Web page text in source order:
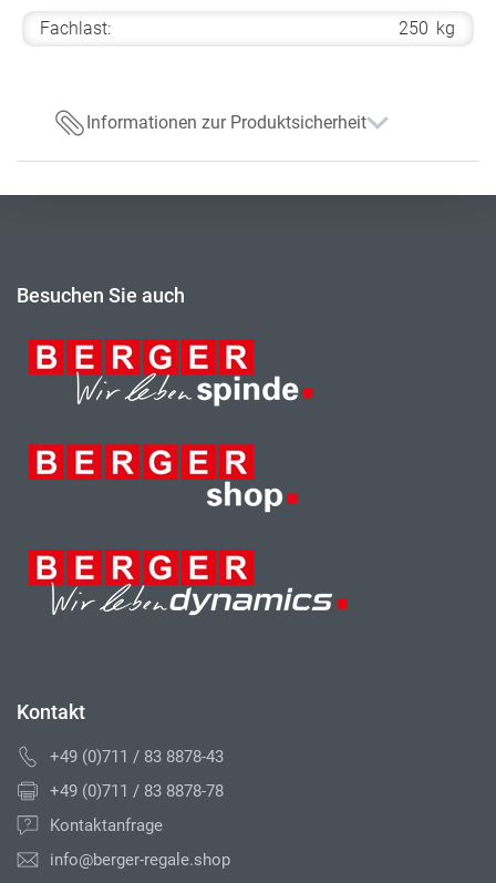
Fachlast: 250 kg
Informationen zur Produktsicherheit
Besuchen Sie auch
Kontakt
+49 (0)711 / 83 8878-43
+49 (0)711 / 83 8878-78
Kontaktanfrage
info@berger-regale.shop